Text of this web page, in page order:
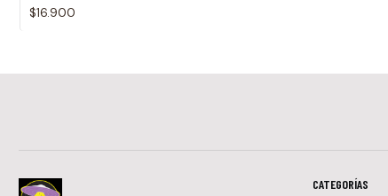
$16.900
CATEGORÍAS